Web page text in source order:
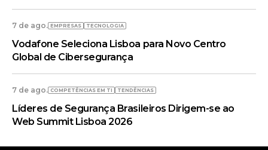
7 de ago. EMPRESAS TECNOLOGIA
Vodafone Seleciona Lisboa para Novo Centro
Global de Cibersegurança
7 de ago. COMPETÊNCIAS EM TI TENDÊNCIAS
Líderes de Segurança Brasileiros Dirigem-se ao
Web Summit Lisboa 2026